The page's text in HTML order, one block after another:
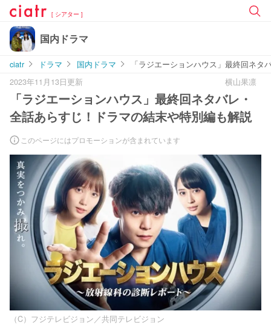
[ シアター ]
国内ドラマ
ciatr ドラマ 国内ドラマ
「ラジエーションハウス」最終回ネ
2023年11月13日更新
横山果凛
「ラジエーションハウス」最終回ネタバレ・
全話あらすじ！ドラマの結末や特別編も解説
このページにはプロモーションが含まれています
（C）フジテレビジョン／共同テレビジョン